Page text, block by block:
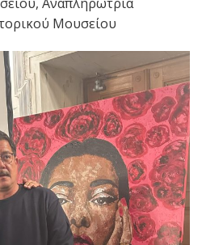
Μουσείου